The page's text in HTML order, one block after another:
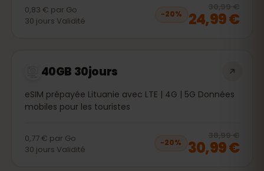
0,83 € par Go
30 jours Validité
−20%
30,99 €
24,99 €
40GB 30jours
eSIM prépayée Lituanie avec LTE | 4G | 5G Données
mobiles pour les touristes
0,77 € par Go
30 jours Validité
−20%
38,99 €
30,99 €